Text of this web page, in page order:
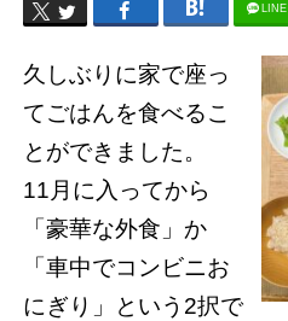
LINE
久しぶりに家で座っ
てごはんを食べるこ
とができました。
11月に入ってから
「豪華な外食」か
「車中でコンビニお
にぎり」という2択で